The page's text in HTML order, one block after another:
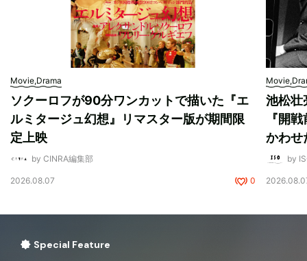
Movie,Drama
ソクーロフが90分ワンカットで描いた『エ
ルミタージュ幻想』リマスター版が期間限
定上映
by CINRA編集部
2026.08.07 0
池松壮
『開
かわせ
by
Special Feature